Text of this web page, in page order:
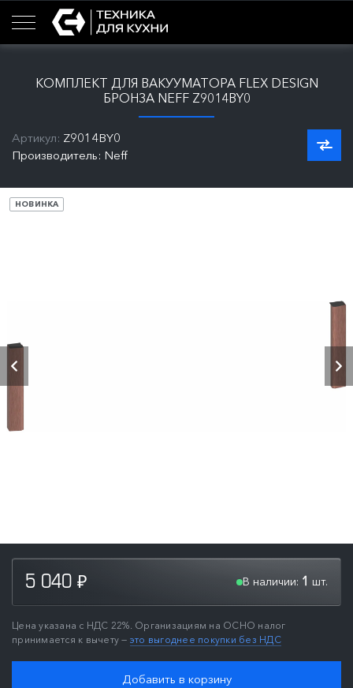
КОМПЛЕКТ ДЛЯ ВАКУУМАТОРА FLEX DESIGN
БРОНЗА NEFF Z9014BY0
Артикул: Z9014BY0
Производитель: Neff
НОВИНКА
5 040 ₽ В наличии: 1 шт.
Цена указана с НДС 22%. Организациям на ОСНО налог
принимается к вычету — это выгоднее покупки без НДС
Добавить в корзину